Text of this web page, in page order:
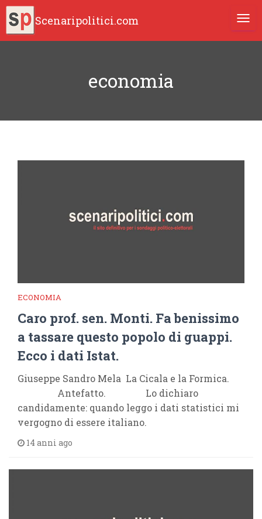
Scenaripolitici.com
economia
ECONOMIA
Caro prof. sen. Monti. Fa benissimo
a tassare questo popolo di guappi.
Ecco i dati Istat.
Giuseppe Sandro Mela La Cicala e la Formica.
Antefatto. Lo dichiaro
candidamente: quando leggo i dati statistici mi
vergogno di essere italiano.
14 anni ago